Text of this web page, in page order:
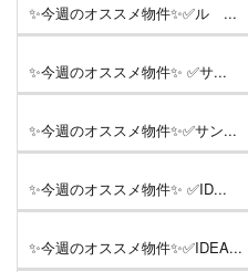
✨今週のオススメ物件✨✅ル ...
✨今週のオススメ物件✨ ✅サ...
✨今週のオススメ物件✨✅サン...
✨今週のオススメ物件✨ ✅ID...
✨今週のオススメ物件✨✅IDEA...